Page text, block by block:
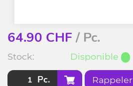
64.90 CHF/ Pc.
Stock: Disponible
Pc. Rappeler